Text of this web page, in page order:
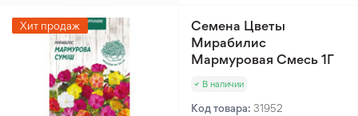
Хит продаж
Семена Цветы
Мирабилис
Мармуровая Смесь 1Г
В наличии
Код товара: 31952